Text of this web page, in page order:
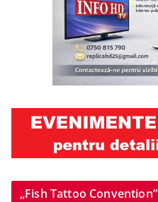
„Fish Tattoo Convention”